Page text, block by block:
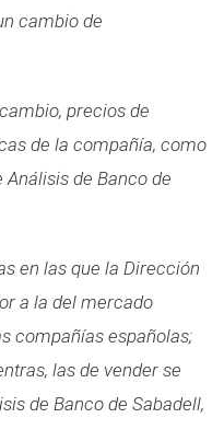
cambio de
precios de
de la compañía, como
de Banco de
en las que la Dirección
a la del mercado
compañías españolas;
las de vender se
de Banco de Sabadell,